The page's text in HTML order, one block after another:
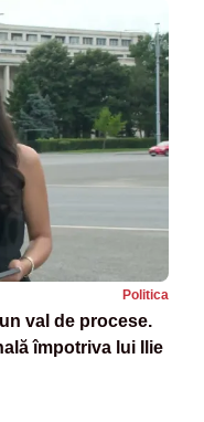
Politica
val de procese.
împotriva lui Ilie